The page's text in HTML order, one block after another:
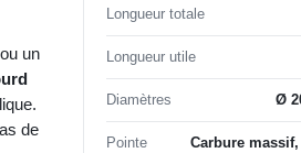
un
de
Longueur totale
Longueur utile
Diamètres Ø
Pointe Carbure